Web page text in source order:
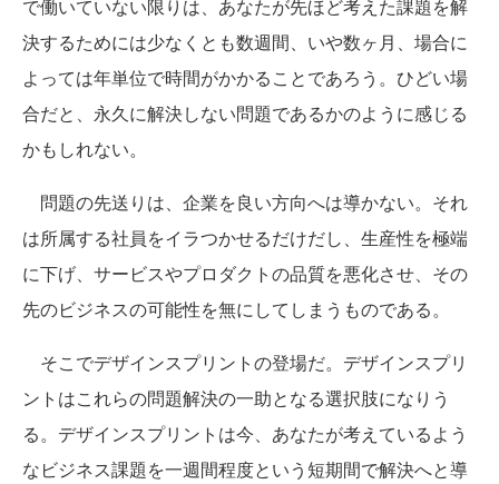
で働いていない限りは、あなたが先ほど考えた課題を解
決するためには少なくとも数週間、いや数ヶ月、場合に
よっては年単位で時間がかかることであろう。ひどい場
合だと、永久に解決しない問題であるかのように感じる
かもしれない。
問題の先送りは、企業を良い方向へは導かない。それ
は所属する社員をイラつかせるだけだし、生産性を極端
に下げ、サービスやプロダクトの品質を悪化させ、その
先のビジネスの可能性を無にしてしまうものである。
そこでデザインスプリントの登場だ。デザインスプリ
ントはこれらの問題解決の一助となる選択肢になりう
る。デザインスプリントは今、あなたが考えているよう
なビジネス課題を一週間程度という短期間で解決へと導